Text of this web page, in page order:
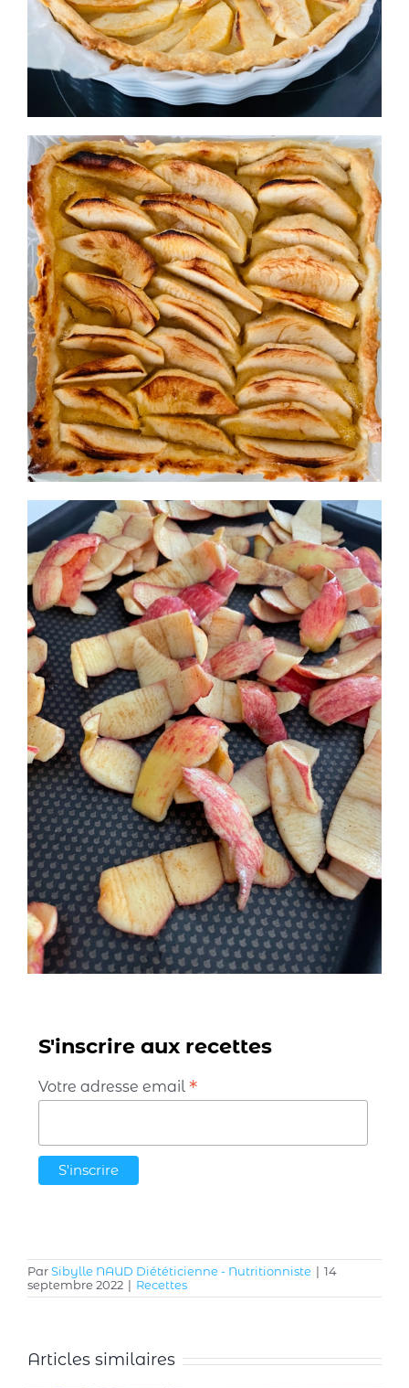
S'inscrire aux recettes
Votre adresse email *
ParSibylle NAUD Diététicienne - Nutritionniste | 14
septembre 2022 | Recettes
Articles similaires